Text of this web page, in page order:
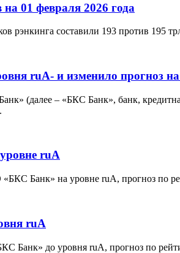
01 февраля 2026 года
рэнкинга составили 193 против 195
ruA- и изменило прогноз
(далее – «БКС Банк», банк,
ruA
Банк» на уровне ruА, прогноз по
ruA
Банк» до уровня ruА, прогноз по